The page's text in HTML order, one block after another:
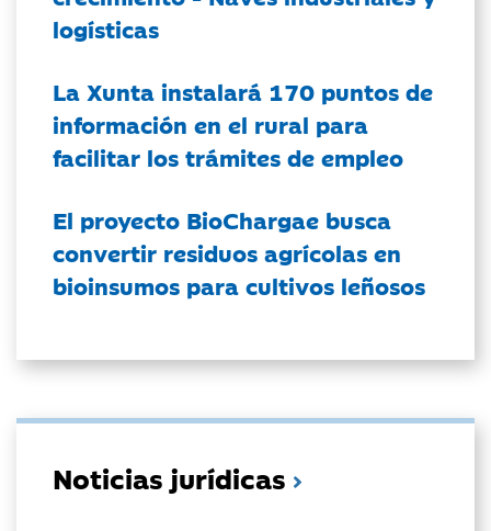
logísticas
La Xunta instalará 170 puntos de
información en el rural para
facilitar los trámites de empleo
El proyecto BioChargae busca
convertir residuos agrícolas en
bioinsumos para cultivos leñosos
Noticias jurídicas